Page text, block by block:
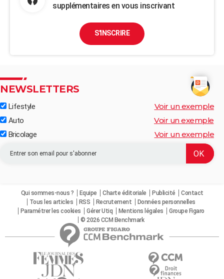
supplémentaires en vous inscrivant
S'INSCRIRE
NEWSLETTERS
Lifestyle Voir un exemple
Auto Voir un exemple
Bricolage Voir un exemple
Qui sommes-nous ? Equipe Charte éditoriale Publicité
Contact
Tous les articles
RSS Recrutement
Données personnelles
Paramétrer les cookies
Gérer Utiq Mentions légales
Groupe Figaro
© 2026 CCM Benchmark